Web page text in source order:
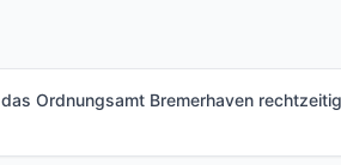
Ordnungsamt Bremerhaven rechtzeitig